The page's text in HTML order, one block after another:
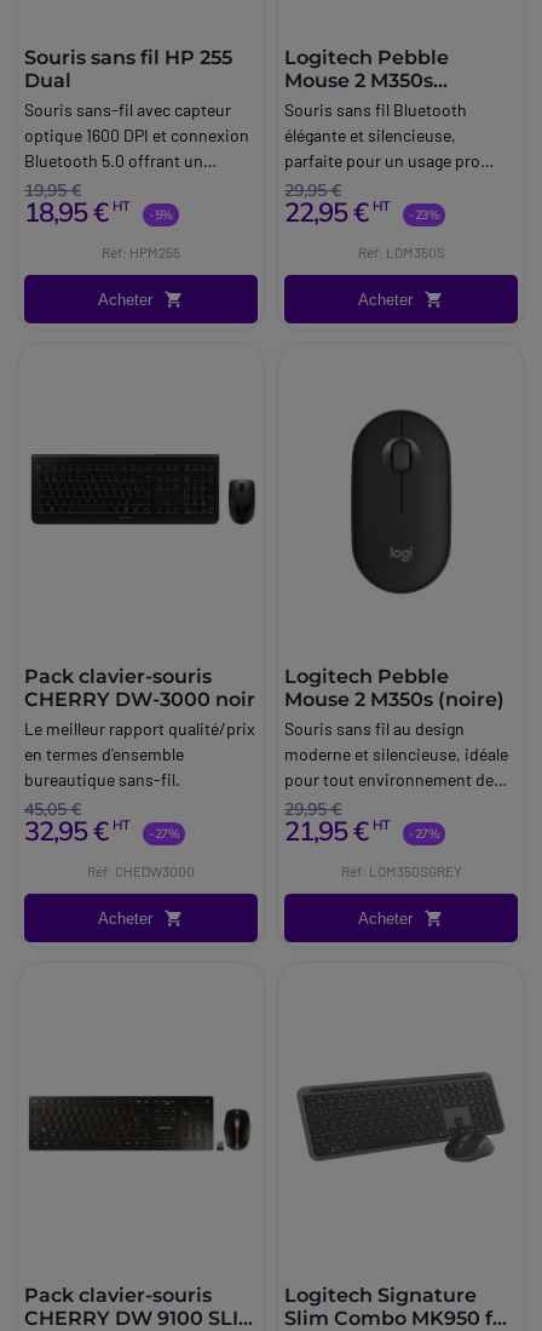
Souris sans fil HP 255
Dual
Souris sans-fil avec capteur
optique 1600 DPI et connexion
Bluetooth 5.0 offrant un
confort optimal et une
précision de clic hors pair.
19,95 €
18,95 € HT -5%
Réf: HPM255
Acheter
Logitech Pebble
Mouse 2 M350s
(blanche)
Souris sans fil Bluetooth
élégante et silencieuse,
parfaite pour un usage pro
sans interruptions !
29,95 €
22,95 € HT -23%
Réf: LOM350S
Acheter
Pack clavier-souris
CHERRY DW-3000 noir
Le meilleur rapport qualité/prix
en termes d'ensemble
bureautique sans-fil.
45,05 €
32,95 € HT -27%
Réf: CHEDW3000
Acheter
Logitech Pebble
Mouse 2 M350s (noire)
Souris sans fil au design
moderne et silencieuse, idéale
pour tout environnement de
travail !
29,95 €
21,95 € HT -27%
Réf: LOM350SGREY
Acheter
Pack clavier-souris
CHERRY DW 9100 SLIM
Logitech Signature
Slim Combo MK950 for